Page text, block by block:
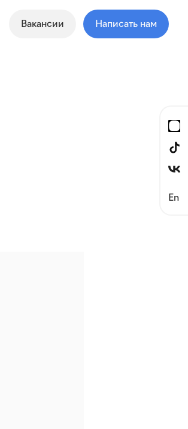
Вакансии Написать нам
En